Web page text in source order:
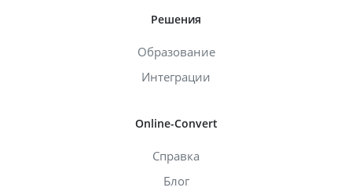
Решения
Образование
Интеграции
Online-Convert
Справка
Блог